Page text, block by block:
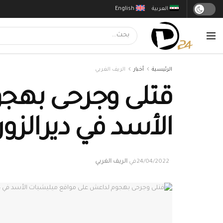
English العربية
الرئيسية أخبار الريف الغربي
قتلى وجرحى
الأسد في
24/04/2022في الريف الغربي